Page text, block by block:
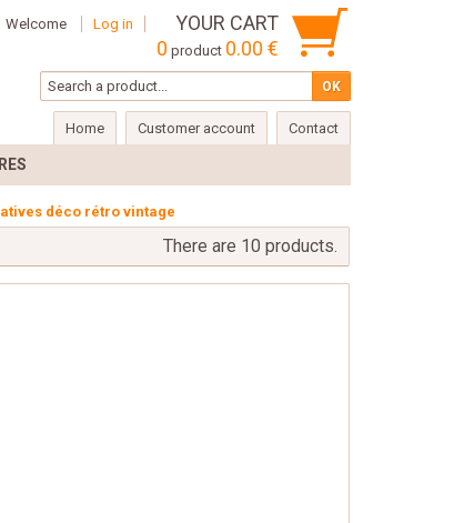
Welcome Log in
YOUR CART
0 product 0.00 €
Home Customer account Contact
déco rétro vintage
There are 10 products.